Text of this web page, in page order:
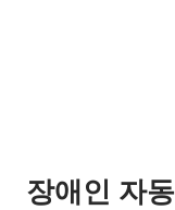
장애인 자